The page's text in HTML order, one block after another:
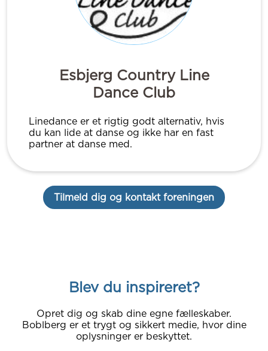
Esbjerg Country Line
Dance Club
Linedance er et rigtig godt alternativ, hvis
du kan lide at danse og ikke har en fast
partner at danse med.
Tilmeld dig og kontakt foreningen
Blev du inspireret?
Opret dig og skab dine egne fælleskaber.
Boblberg er et trygt og sikkert medie, hvor dine
oplysninger er beskyttet.